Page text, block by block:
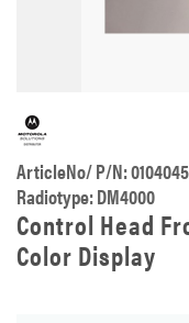
ArticleNo/ P/N:
Radiotype: DM4000
Control Head
Color Display